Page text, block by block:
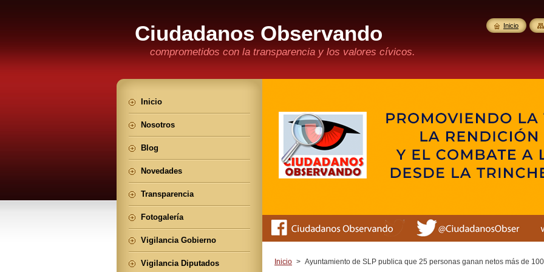
Ciudadanos Observando
comprometidos con la transparencia y los valores cívicos.
Inicio > Ayuntamiento de SLP publica que 25 personas ganan netos más de
Inicio
Nosotros
Blog
Novedades
Transparencia
Fotogalería
Vigilancia Gobierno
Vigilancia Diputados
Inicio